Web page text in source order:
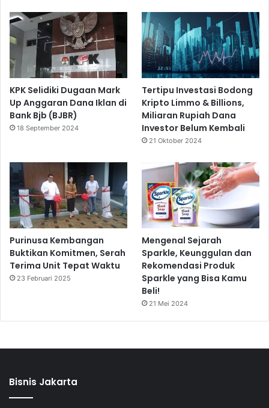
KPK Selidiki Dugaan Mark
Up Anggaran Dana Iklan di
Bank Bjb (BJBR)
18 September 2024
Tertipu Investasi Bodong
Kripto Limmo & Billions,
Miliaran Rupiah Dana
Investor Belum Kembali
21 Oktober 2024
Purinusa Kembangan
Buktikan Komitmen, Serah
Terima Unit Tepat Waktu
23 Februari 2025
Mengenal Sejarah
Sparkle, Keunggulan dan
Rekomendasi Produk
Sparkle yang Bisa Kamu
Beli!
21 Mei 2024
Bisnis Jakarta